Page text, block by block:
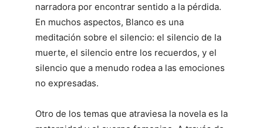
narradora por encontrar sentido a la pérdida.
En muchos aspectos, Blanco es una
meditación sobre el silencio: el silencio de la
muerte, el silencio entre los recuerdos, y el
silencio que a menudo rodea a las emociones
no expresadas.
Otro de los temas que atraviesa la novela es la